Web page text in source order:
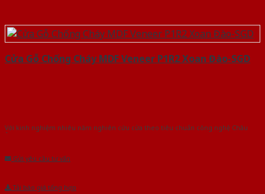
Cửa Gỗ Chống Cháy MDF Veneer P1R2 Xoan Đào-SGD
Với kinh nghiệm nhiêu năm nghiên cứu cửa theo tiêu chuẩn công nghệ Châu
Gửi yêu cầu tư vấn
Tải báo giá tổng hợp